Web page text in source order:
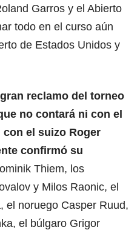
Garros y el Abierto
todo en el curso aún
de Estados Unidos y
reclamo del torneo
no contará ni con el
con el suizo Roger
confirmó su
Thiem, los
y Milos Raonic, el
el noruego Casper Ruud,
el búlgaro Grigor